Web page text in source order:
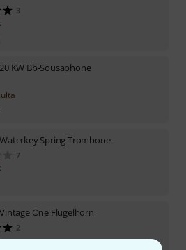
3
20 KW Bb-Sousaphone
Waterkey Spring Trombone
7
Vintage One Flugelhorn
2